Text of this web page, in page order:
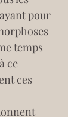
pour
temps
ce
ces